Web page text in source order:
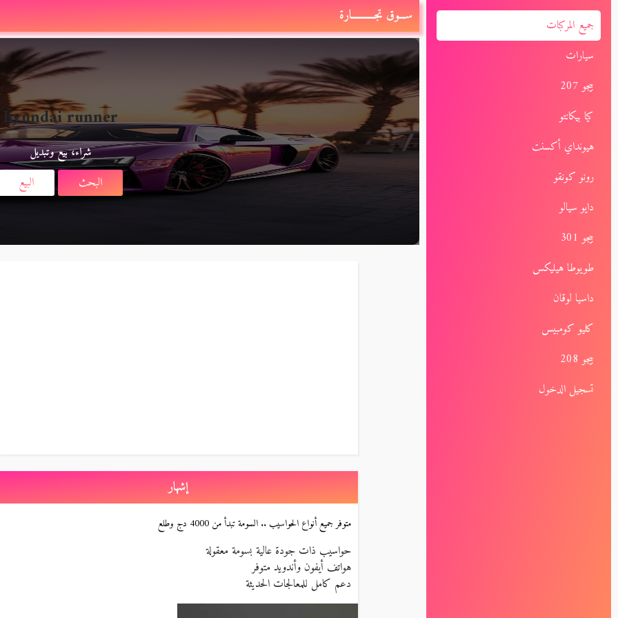
ســـوق تجـــــــــــارة
hyundai runner
شراء، بيع وتبديل
البحث
البيع
إشهار
متوفر جميع أنواع الحواسيب .. السومة تبدأ من 4000 دج وطلع
حواسيب ذات جودة عالية بسومة معقولة
هواتف أيفون وأندويد متوفر
دعم كامل للمعالجات الحديثة
جميع المركبات
سيارات
بيجو 207
كيا بيكانتو
هيونداي أكسنت
رونو كونقو
دايو سيالو
بيجو 301
طويوطا هيليكس
داسيا لوقان
كليو كومبيس
بيجو 208
تسجيل الدخول